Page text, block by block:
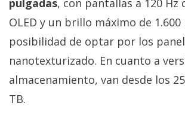
pulgadas, con pantallas a 120 Hz
OLED y un brillo máximo de
posibilidad de optar por los
nanotexturizado. En cuanto a
almacenamiento, van desde los
TB.